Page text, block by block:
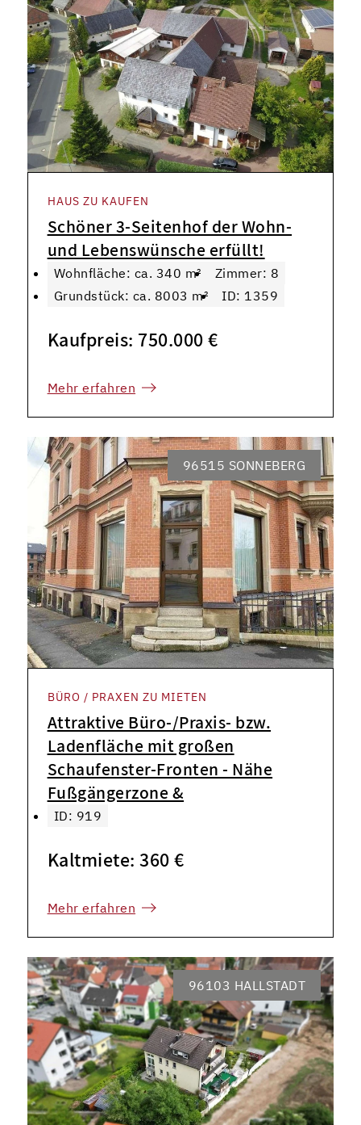
HAUS ZU KAUFEN
Schöner 3-Seitenhof der Wohn-
und Lebenswünsche erfüllt!
Wohnfläche: ca. 340 m²
Zimmer: 8
Grundstück: ca. 8003 m²
ID: 1359
Kaufpreis: 750.000 €
Mehr erfahren
96515 SONNEBERG
BÜRO / PRAXEN ZU MIETEN
Attraktive Büro-/Praxis- bzw.
Ladenfläche mit großen
Schaufenster-Fronten - Nähe
Fußgängerzone &
ID: 919
Kaltmiete: 360 €
Mehr erfahren
96103 HALLSTADT